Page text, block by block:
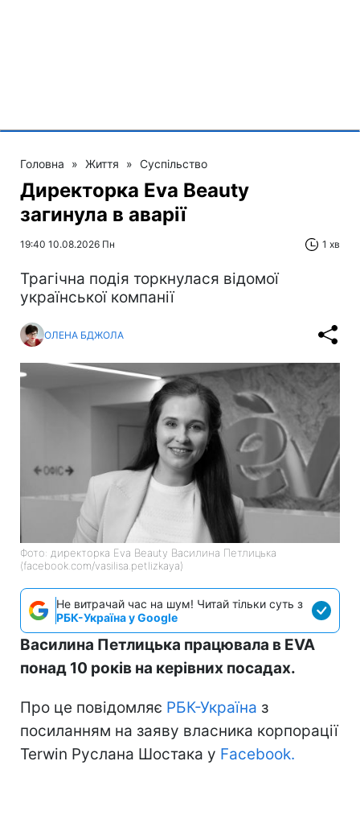
Головна » Життя » Суспільство
Директорка Eva Beauty
загинула в аварії
19:40 10.08.2026 Пн 1 хв
Трагічна подія торкнулася відомої
української компанії
ОЛЕНА БДЖОЛА
Фото: директорка Eva Beauty Василина Петлицька
(facebook.com/vasilisa.petlizkaya)
Не витрачай час на шум! Читай тільки суть з
РБК-Україна у Google
Василина Петлицька працювала в EVA
понад 10 років на керівних посадах.
Про це повідомляє РБК-Україна з
посиланням на заяву власника корпорації
Terwin Руслана Шостака у Facebook.